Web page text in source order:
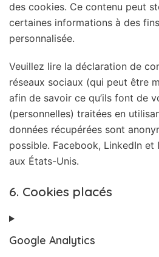
des cookies. Ce contenu peut
certaines informations à des
personnalisée.
Veuillez lire la déclaration de
réseaux sociaux (qui peut être
afin de savoir ce qu’ils font de
(personnelles) traitées en
données récupérées sont
possible. Facebook, LinkedIn
aux États-Unis.
6. Cookies placés
Google Analytics